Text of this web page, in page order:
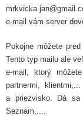
e-mail vám server
Pokojne môžete
Tento typ mailu ale
e-mail, ktorý
partnermi,
a priezvisko. Dá
Seznam,....